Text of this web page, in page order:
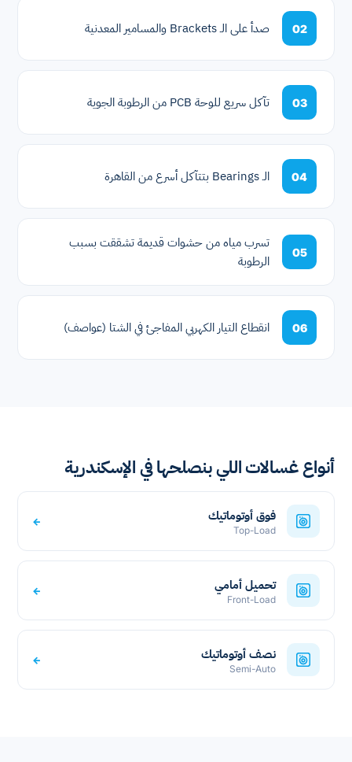
02 صدأ على الـ Brackets والمسامير المعدنية
03 تآكل سريع للوحة PCB من الرطوبة الجوية
04 الـ Bearings بتتآكل أسرع من القاهرة
05
تسرب مياه من حشوات قديمة تشققت بسبب
الرطوبة
06 انقطاع التيار الكهربي المفاجئ في الشتا (عواصف)
أنواع غسالات اللي بنصلحها في الإسكندرية
فوق أوتوماتيك
Top-Load
←
تحميل أمامي
Front-Load
←
نصف أوتوماتيك
Semi-Auto
←